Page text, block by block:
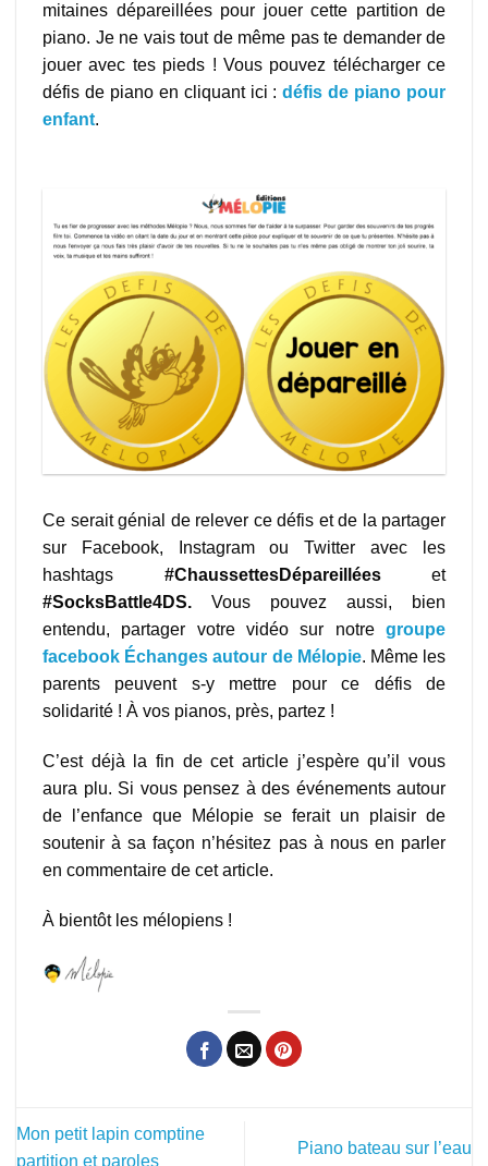
mitaines dépareillées pour jouer cette partition de
piano. Je ne vais tout de même pas te demander de
jouer avec tes pieds ! Vous pouvez télécharger ce
défis de piano en cliquant ici :défis de piano pour
enfant.
Ce serait génial de relever ce défis et de la partager
sur Facebook, Instagram ou Twitter avec les
hashtags #ChaussettesDépareilléeset
#SocksBattle4DS. Vous pouvez aussi, bien
entendu, partager votre vidéo sur notre groupe
facebook Échanges autour de Mélopie. Même les
parents peuvent s-y mettre pour ce défis de
solidarité ! À vos pianos, près, partez !
C’est déjà la fin de cet article j’espère qu’il vous
aura plu. Si vous pensez à des événements autour
de l’enfance que Mélopie se ferait un plaisir de
soutenir à sa façon n’hésitez pas à nous en parler
en commentaire de cet article.
À bientôt les mélopiens !
Mon petit lapin comptine
partition et paroles
Piano bateau sur l’eau